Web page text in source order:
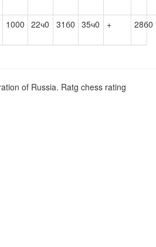
1000 22ч0 31б0 35ч0 + 28б0
of Russia. Ratg chess rating